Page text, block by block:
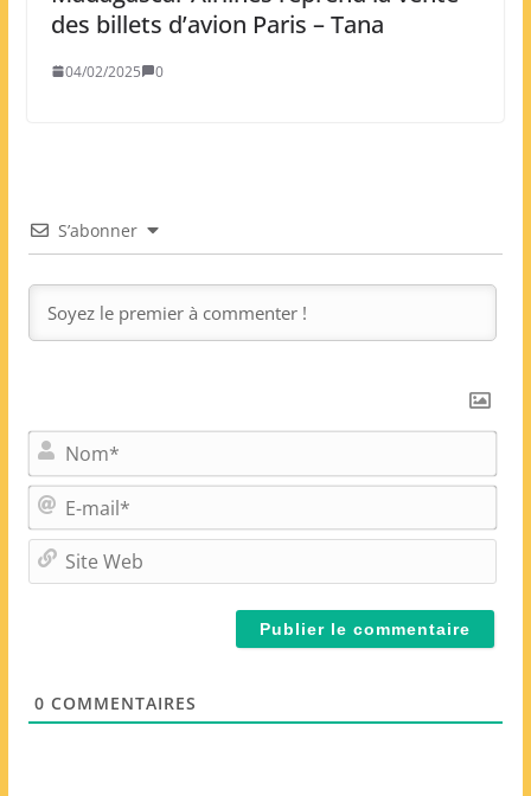
des billets d’avion Paris – Tana
04/02/2025 0
S’abonner
o
m
*
E
-
m
i
0 COMMENTAIRES